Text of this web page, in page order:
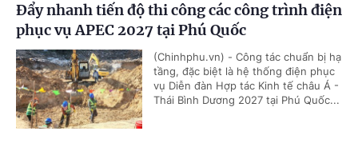
Đẩy nhanh tiến độ thi công các công trình điện
phục vụ APEC 2027 tại Phú Quốc
(Chinhphu.vn) - Công tác chuẩn bị hạ
tầng, đặc biệt là hệ thống điện phục
vụ Diễn đàn Hợp tác Kinh tế châu Á -
Thái Bình Dương 2027 tại Phú Quốc...